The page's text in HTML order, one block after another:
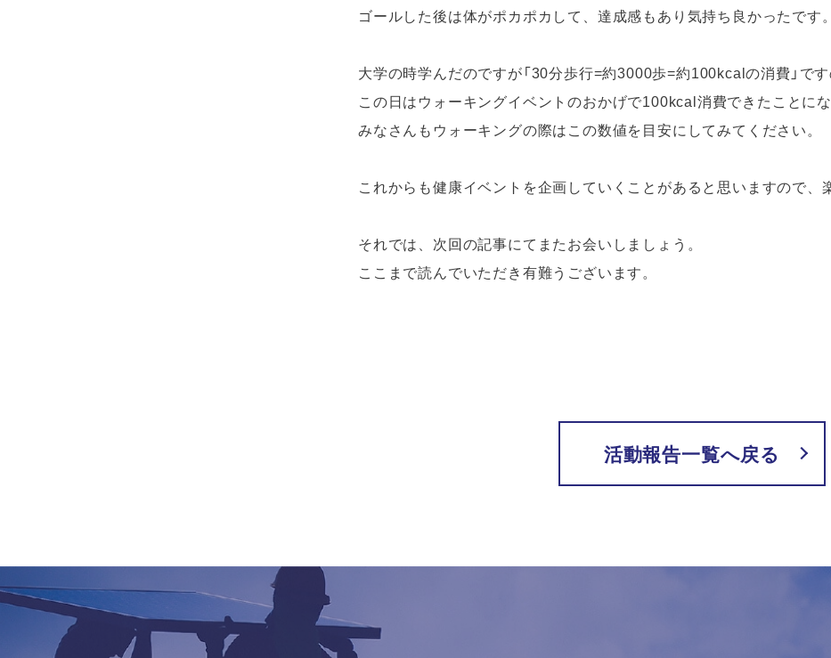
ゴールした後は体がポカポカして、達成感もあり気持ち良かったです。
大学の時学んだのですが「30分歩行=約3000歩=約100kcalの消費」です
この日はウォーキングイベントのおかげで100kcal消費できたことにな
みなさんもウォーキングの際はこの数値を目安にしてみてください。
これからも健康イベントを企画していくことがあると思いますので、
それでは、次回の記事にてまたお会いしましょう。
ここまで読んでいただき有難うございます。
活動報告一覧へ戻る